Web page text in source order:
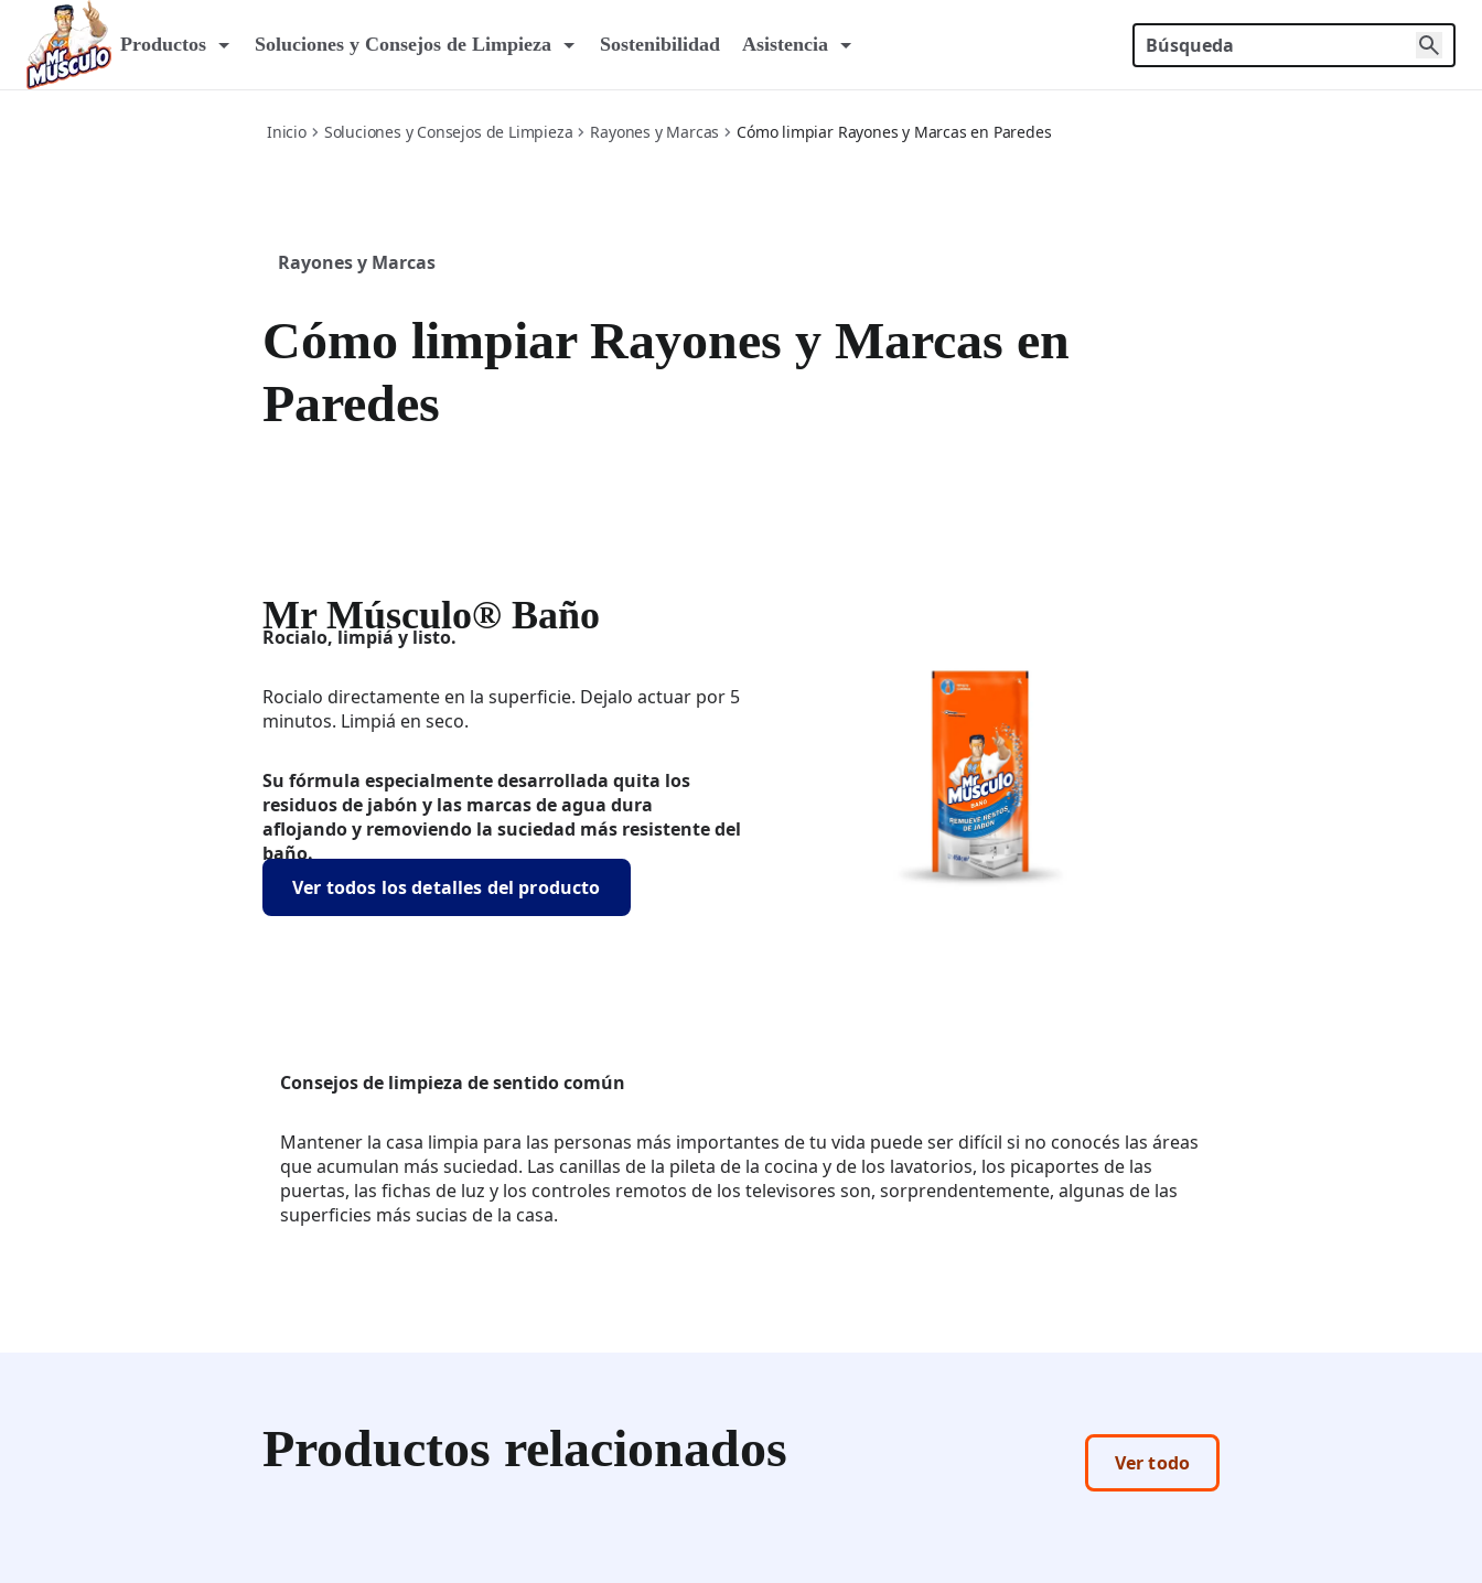
Productos Soluciones y Consejos de Limpieza Sostenibilidad Asistencia
Inicio Soluciones y Consejos de Limpieza Rayones y Marcas Cómo limpiar Rayones y Marcas en Paredes
Rayones y Marcas
Cómo limpiar Rayones y Marcas en
Paredes
Mr Músculo® Baño
Rocialo, limpiá y listo.
Rocialo directamente en la superficie. Dejalo actuar por 5
minutos. Limpiá en seco.
Su fórmula especialmente desarrollada quita los
residuos de jabón y las marcas de agua dura
aflojando y removiendo la suciedad más resistente del
baño.
Ver todos los detalles del producto
Consejos de limpieza de sentido común
Mantener la casa limpia para las personas más importantes de tu vida puede ser difícil si no conocés las áreas
que acumulan más suciedad. Las canillas de la pileta de la cocina y de los lavatorios, los picaportes de las
puertas, las fichas de luz y los controles remotos de los televisores son, sorprendentemente, algunas de las
superficies más sucias de la casa.
Productos relacionados Ver todo